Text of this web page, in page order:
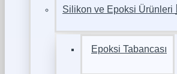
Silikon ve Epoksi Ürünleri
Epoksi Tabancası